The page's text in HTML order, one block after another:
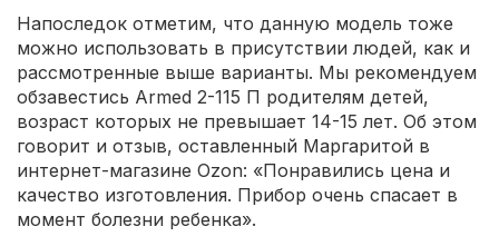
Напоследок отметим, что данную модель тоже
можно использовать в присутствии людей, как и
рассмотренные выше варианты. Мы рекомендуем
обзавестись Armed 2-115 П родителям детей,
возраст которых не превышает 14-15 лет. Об этом
говорит и отзыв, оставленный Маргаритой в
интернет-магазине Ozon: «Понравились цена и
качество изготовления. Прибор очень спасает в
момент болезни ребенка».